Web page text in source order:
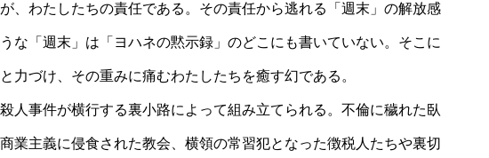
、わたしたちの責任である。その責任から逃れる「週末」の解放感
な「週末」は「ヨハネの黙示録」のどこにも書いていない。そこに
力づけ、その重みに痛むわたしたちを癒す幻である。
事件が横行する裏小路によって組み立てられる。不倫に穢れた臥
業主義に侵食された教会、横領の常習犯となった徴税人たちや裏切